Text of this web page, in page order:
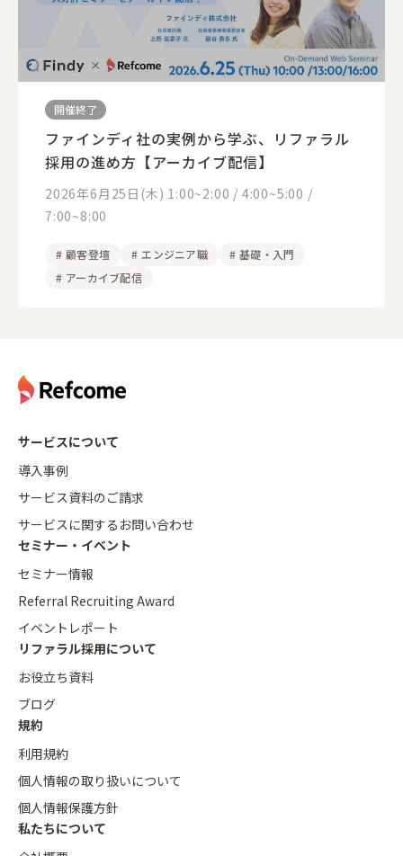
開催終了
ファインディ社の実例から学ぶ、リファラル
採用の進め方【アーカイブ配信】
2026年6月25日(木) 1:00~2:00 / 4:00~5:00 /
7:00~8:00
# 顧客登壇 # エンジニア職 # 基礎・入門
# アーカイブ配信
サービスについて
導入事例
サービス資料のご請求
サービスに関するお問い合わせ
セミナー・イベント
セミナー情報
Referral Recruiting Award
イベントレポート
リファラル採用について
お役立ち資料
ブログ
規約
利用規約
個人情報の取り扱いについて
個人情報保護方針
私たちについて